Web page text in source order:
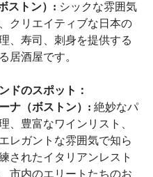
ストン）: シックな雰囲気
クリエイティブな日本の
、寿司、刺身を提供する
居酒屋です。
ドのスポット：
ナ（ボストン）: 絶妙なパ
、豊富なワインリスト、
レガントな雰囲気で知ら
されたイタリアンレスト
市内のエリートたちのお